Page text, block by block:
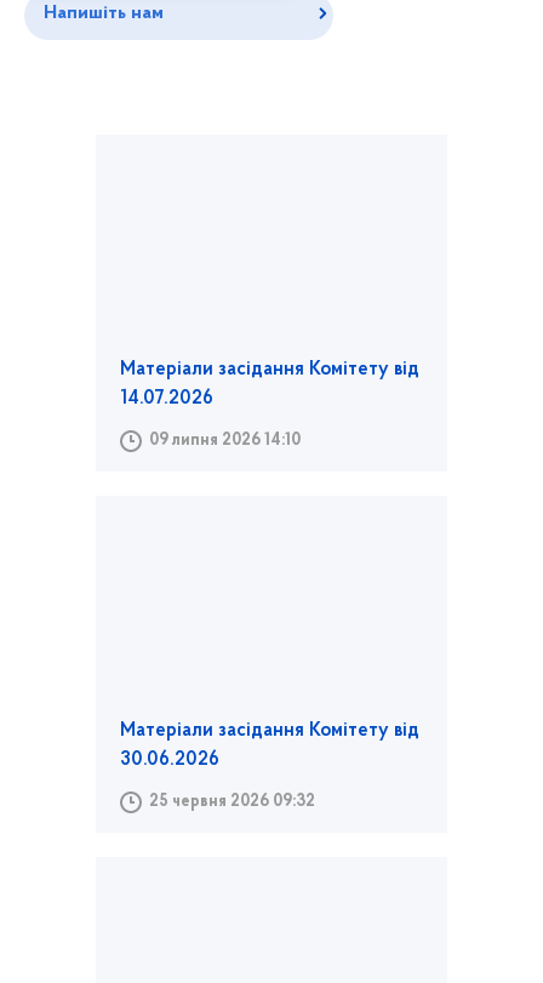
Напишіть нам
Матеріали засідання Комітету від
14.07.2026
09 липня 2026 14:10
Матеріали засідання Комітету від
30.06.2026
25 червня 2026 09:32